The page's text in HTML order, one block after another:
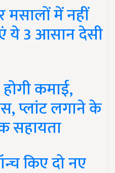
में नहीं
ये 3 आसान देसी
कमाई,
प्लांट लगाने के
सहायता
किए दो नए